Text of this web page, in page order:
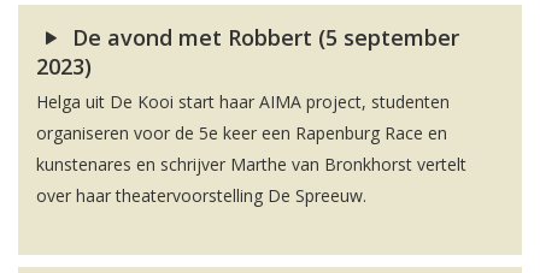
De avond met Robbert (5 september
2023)
Helga uit De Kooi start haar AIMA project, studenten
organiseren voor de 5e keer een Rapenburg Race en
kunstenares en schrijver Marthe van Bronkhorst vertelt
over haar theatervoorstelling De Spreeuw.